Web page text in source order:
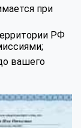
при
РФ
вашего